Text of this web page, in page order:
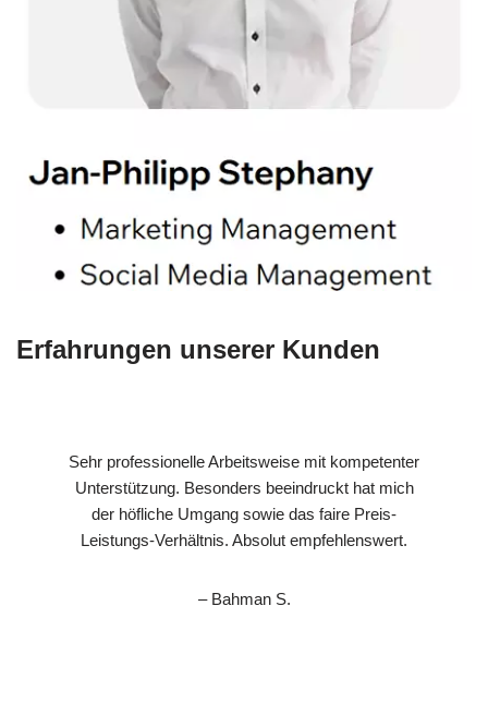
Erfahrungen unserer Kunden
Sehr professionelle Arbeitsweise mit kompetenter
Unterstützung. Besonders beeindruckt hat mich
der höfliche Umgang sowie das faire Preis-
Leistungs-Verhältnis. Absolut empfehlenswert.
– Bahman S.